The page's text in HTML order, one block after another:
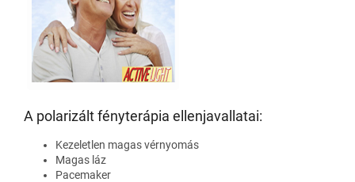
A polarizált fényterápia ellenjavallatai:
Kezeletlen magas vérnyomás
Magas láz
Pacemaker